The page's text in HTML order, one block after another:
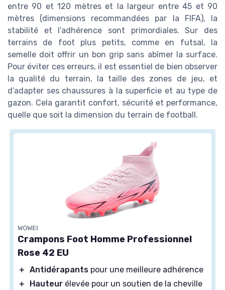
entre 90 et 120 mètres et la largeur entre 45 et 90
mètres (dimensions recommandées par la FIFA), la
stabilité et l’adhérence sont primordiales. Sur des
terrains de foot plus petits, comme en futsal, la
semelle doit offrir un bon grip sans abîmer la surface.
Pour éviter ces erreurs, il est essentiel de bien observer
la qualité du terrain, la taille des zones de jeu, et
d’adapter ses chaussures à la superficie et au type de
gazon. Cela garantit confort, sécurité et performance,
quelle que soit la dimension du terrain de football.
WOWEI
Crampons Foot Homme Professionnel
Rose 42 EU
＋ Antidérapants pour une meilleure adhérence
＋
Hauteur élevée pour un soutien de la cheville